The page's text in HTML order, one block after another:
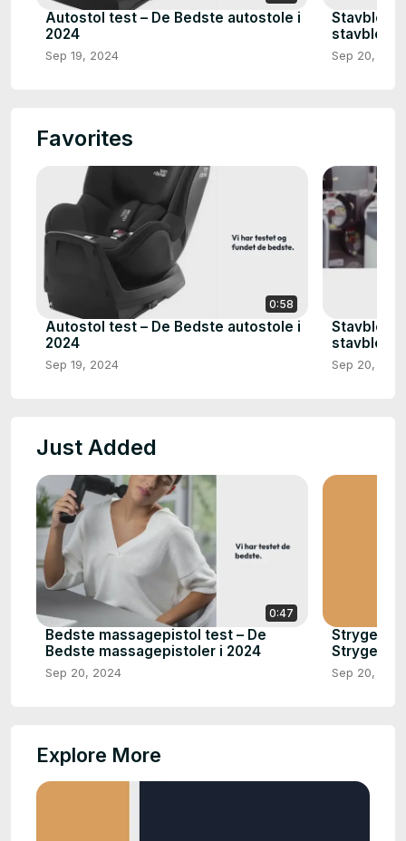
Autostol test – De Bedste autostole i
2024
Sep 19, 2024 Sep 20,
Favorites
0:58
Autostol test – De Bedste autostole i
2024
Sep 19, 2024 Sep 20,
Just Added
0:47
Bedste massagepistol test – De
Bedste massagepistoler i 2024
Sep 20, 2024 Sep 20,
Explore More